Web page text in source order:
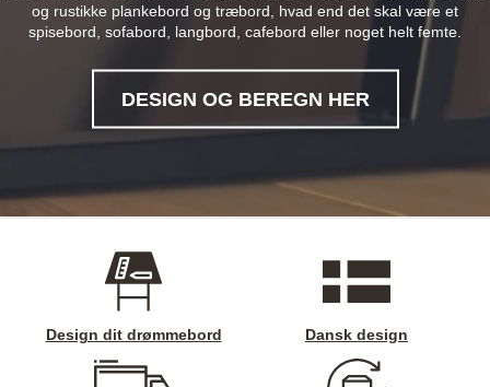
og rustikke plankebord og træbord, hvad end det skal være et
spisebord, sofabord, langbord, cafebord eller noget helt femte.
DESIGN OG BEREGN HER
Design dit drømmebord Dansk design